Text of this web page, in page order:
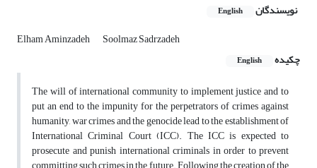
نویسندگان English
Elham Aminzadeh
Soolmaz Sadrzadeh
چکیده
English
The will of international community to implement justice and to
put an end to the impunity for the perpetrators of crimes against
humanity, war crimes and the genocide lead to the establishment of
International Criminal Court (ICC). The ICC is expected to
prosecute and punish international criminals in order to prevent